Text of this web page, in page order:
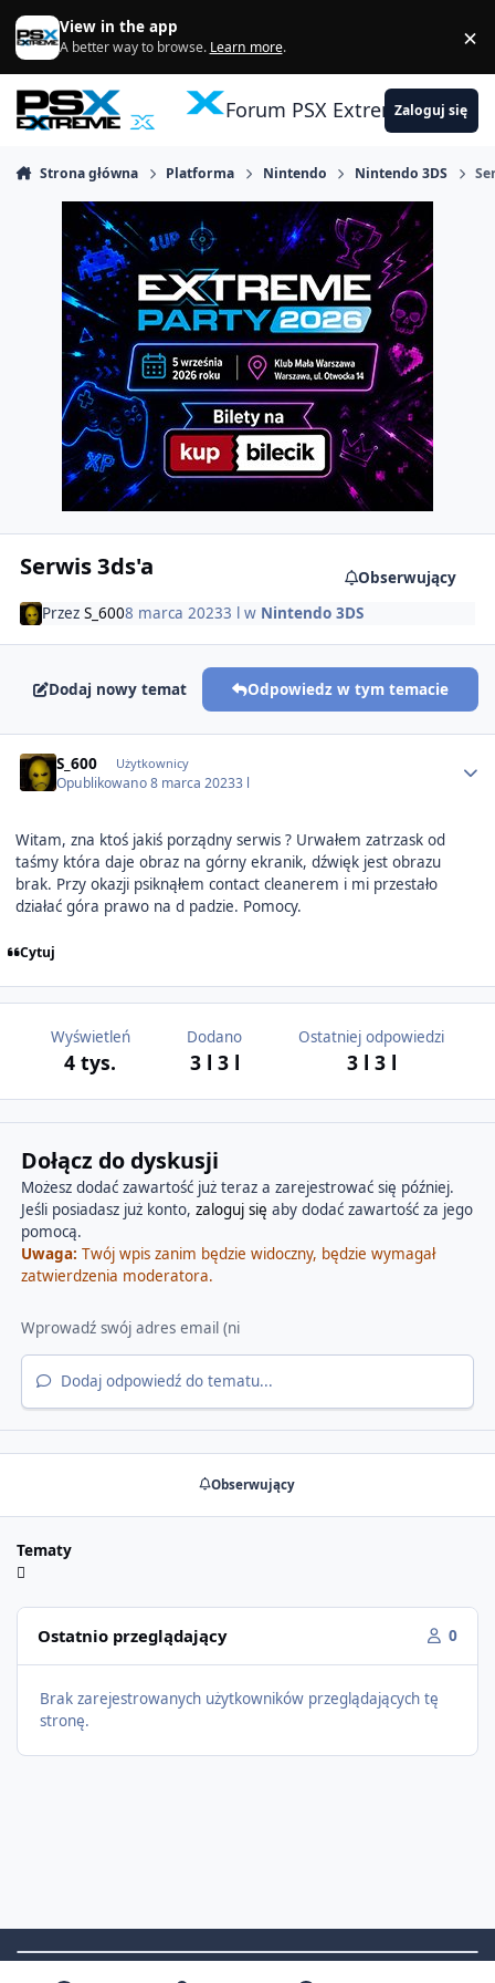
Skocz do zawartości
View in the app
A better way to browse. Learn more. ×
Forum PSX ExtremeZaloguj się
Strona główna Platforma Nintendo Nintendo 3DS
Serwis 3ds'a
Obserwujący
Przez S_6008 marca 20233 l w Nintendo 3DS
Dodaj nowy temat Odpowiedz w tym temacie
S_600 Użytkownicy
Opublikowano8 marca 20233 l
Witam, zna ktoś jakiś porządny serwis ? Urwałem zatrzask od
taśmy która daje obraz na górny ekranik, dźwięk jest obrazu
brak. Przy okazji psiknąłem contact cleanerem i mi przestało
działać góra prawo na d padzie. Pomocy.
Cytuj
Wyświetleń
4 tys.
Dodano
3 l 3 l
Ostatniej odpowiedzi
3 l 3 l
Dołącz do dyskusji
Możesz dodać zawartość już teraz a zarejestrować się później.
Jeśli posiadasz już konto, zaloguj się aby dodać zawartość za jego
pomocą.
Uwaga: Twój wpis zanim będzie widoczny, będzie wymagał
zatwierdzenia moderatora.
Dodaj odpowiedź do tematu...
Obserwujący
Tematy
Ostatnio przeglądający 0
Brak zarejestrowanych użytkowników przeglądających tę
stronę.